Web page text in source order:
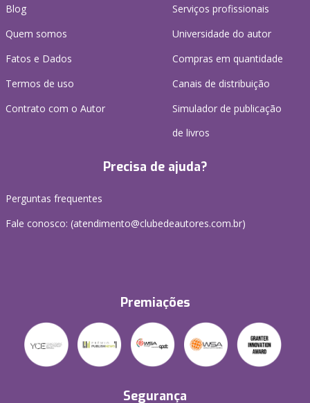
Blog
Quem somos
Fatos e Dados
Termos de uso
Contrato com o Autor
Serviços profissionais
Universidade do autor
Compras em quantidade
Canais de distribuição
Simulador de publicação
de livros
Precisa de ajuda?
Perguntas frequentes
Fale conosco: (atendimento@clubedeautores.com.br)
Premiações
Segurança